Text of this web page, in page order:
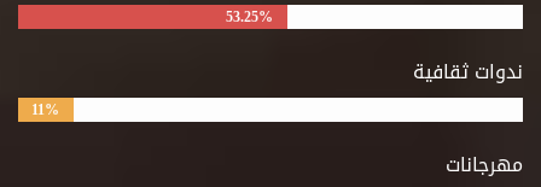
53.25%
ندوات ثقافية
11%
مهرجانات